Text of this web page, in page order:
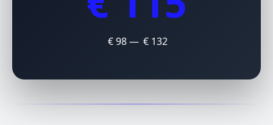
€ 98 — € 132